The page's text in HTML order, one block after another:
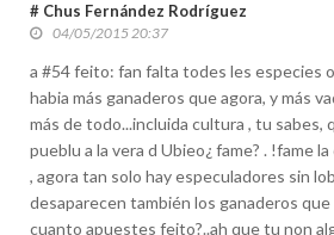
# Chus Fernández Rodríguez
04/05/2015 20:37
a #54 feito: fan falta todes les especies
habia más ganaderos que agora, y más
más de todo...incluida cultura , tu sabes,
pueblu a la vera d Ubieo¿ fame? . !fame
, agora tan solo hay especuladores sin
desaparecen también los ganaderos
cuanto apuestes feito?..ah que tu non